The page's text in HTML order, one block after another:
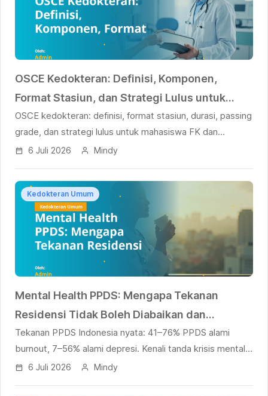
OSCE Kedokteran: Definisi, Komponen,
Format Stasiun, dan Strategi Lulus untuk
Mahasiswa Kedokteran
OSCE kedokteran: definisi, format stasiun, durasi, passing
grade, dan strategi lulus untuk mahasiswa FK dan
UKMPPD.
6 Juli 2026 Mindy
Kedokteran Umum
Mental Health PPDS: Mengapa Tekanan
Residensi Tidak Boleh Diabaikan dan
Bagaimana Mencari Bantuan
Tekanan PPDS Indonesia nyata: 41–76% PPDS alami
burnout, 7–56% alami depresi. Kenali tanda krisis mental
pada residen dan langkah nyata mencari bantuan
6 Juli 2026 Mindy